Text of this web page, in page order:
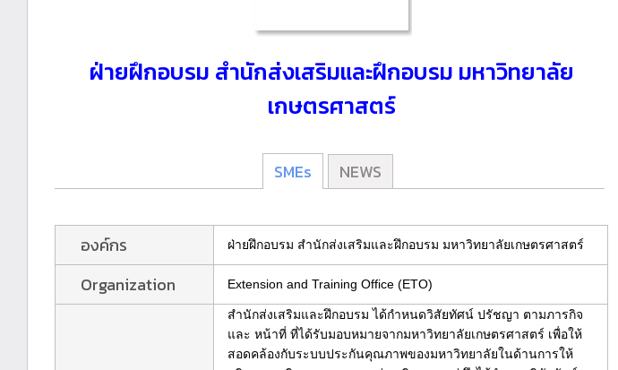
ฝ่ายฝึกอบรม สำนักส่งเสริมและฝึกอบรม มหาวิทยาลัย
เกษตรศาสตร์
SMEs NEWS
องค์กร ฝ่ายฝึกอบรม สำนักส่งเสริมและฝึกอบรม มหาวิทยาลัยเกษตรศาสตร์
Organization Extension and Training Office (ETO)
สำนักส่งเสริมและฝึกอบรม ได้กำหนดวิสัยทัศน์ ปรัชญา ตามภารกิจ
และ หน้าที่ ที่ได้รับมอบหมายจากมหาวิทยาลัยเกษตรศาสตร์ เพื่อให้
สอดคล้องกับระบบประกันคุณภาพของมหาวิทยาลัยในด้านการให้